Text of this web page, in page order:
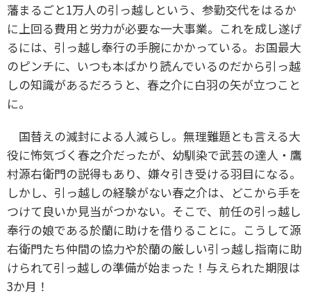
藩まるごと1万人の引っ越しという、参勤交代をはるか
に上回る費用と労力が必要な一大事業。これを成し遂げ
るには、引っ越し奉行の手腕にかかっている。お国最大
のピンチに、いつも本ばかり読んでいるのだから引っ越
しの知識があるだろうと、春之介に白羽の矢が立つこと
に。
国替えの減封による人減らし。無理難題とも言える大
役に怖気づく春之介だったが、幼馴染で武芸の達人・鷹
村源右衛門の説得もあり、嫌々引き受ける羽目になる。
しかし、引っ越しの経験がない春之介は、どこから手を
つけて良いか見当がつかない。そこで、前任の引っ越し
奉行の娘である於蘭に助けを借りることに。こうして源
右衛門たち仲間の協力や於蘭の厳しい引っ越し指南に助
けられて引っ越しの準備が始まった！与えられた期限は
3か月！